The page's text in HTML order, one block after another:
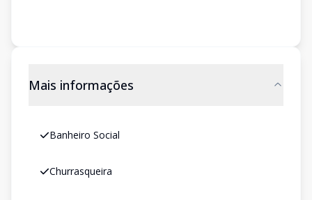
Mais informações
Banheiro Social
Churrasqueira